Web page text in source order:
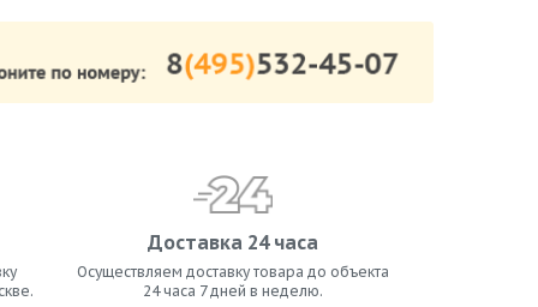
Доставка 24 часа
Осуществляем доставку товара до объекта
24 часа 7 дней в неделю.